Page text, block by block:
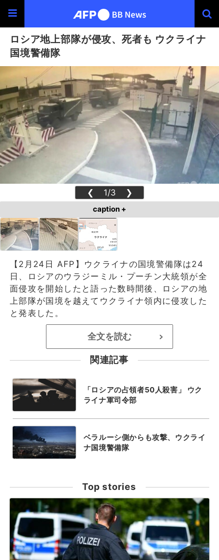
ロシア地上部隊が侵攻、死者も ウクライナ
国境警備隊
❮ 1/3 ❯
caption +
【2月24日 AFP】ウクライナの国境警備隊は24
日、ロシアのウラジーミル・プーチン大統領が全
面侵攻を開始したと語った数時間後、ロシアの地
上部隊が国境を越えてウクライナ領内に侵攻した
と発表した。
全文を読む >
関連記事
「ロシアの占領者50人殺害」 ウク
ライナ軍司令部
ベラルーシ側からも攻撃、ウクライ
ナ国境警備隊
Top stories